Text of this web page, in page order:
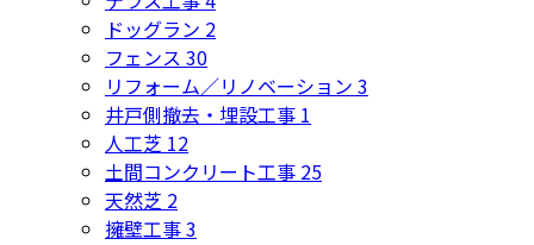
ドッグラン 2
フェンス 30
リフォーム／リノベーション 3
井戸側撤去・埋設工事 1
人工芝 12
土間コンクリート工事 25
天然芝 2
擁壁工事3